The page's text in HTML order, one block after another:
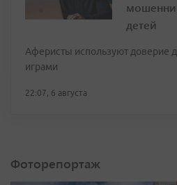
детей
Аферисты используют доверие
играми
22:07, 6 августа
Фоторепортаж